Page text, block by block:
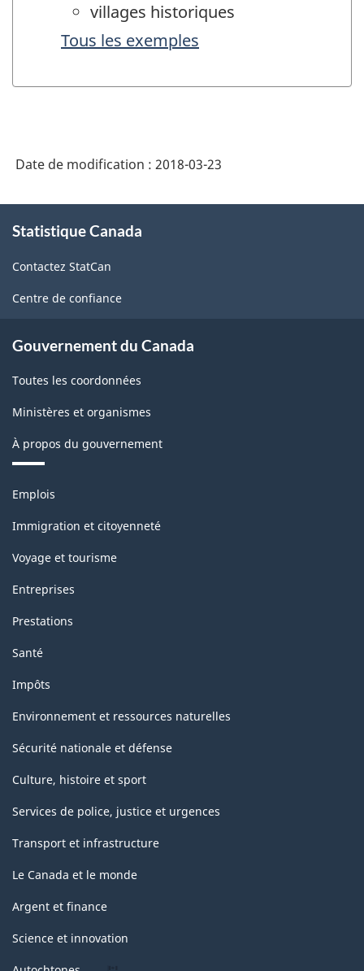
villages historiques
Tous les exemples
Date de modification : 2018-03-23
propos
ce
site
Statistique Canada
Contactez StatCan
Centre de confiance
Gouvernement du Canada
Toutes les coordonnées
Ministères et organismes
À propos du gouvernement
Thèmes
sujets
Emplois
Immigration et citoyenneté
Voyage et tourisme
Entreprises
Prestations
Santé
Impôts
Environnement et ressources naturelles
Sécurité nationale et défense
Culture, histoire et sport
Services de police, justice et urgences
Transport et infrastructure
Le Canada et le monde
Argent et finance
Science et innovation